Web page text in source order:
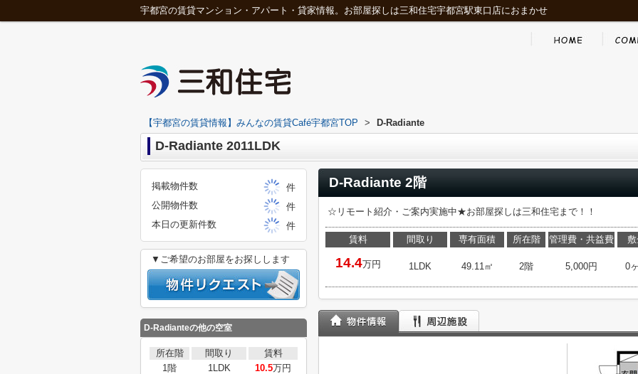
宇都宮の賃貸マンション・アパート・貸家情報。お部屋探しは三和住宅宇都宮駅東口店におまかせ
【宇都宮の賃貸情報】みんなの賃貸Café宇都宮TOP > D-Radiante
D-Radiante 2011LDK
D-Radiante 2階
☆リモート紹介・ご案内実施中★お部屋探しは三和住宅まで！！
賃料
14.4万円
間取り
1LDK
専有面積
49.11㎡
所在階
2階
管理費・共益費
5,000円 0
掲載物件数
件
公開物件数
件
本日の更新件数
件
▼ご希望のお部屋をお探しします
D-Radianteの他の空室
所在階 間取り
賃料
1階
1LDK 10.5万円